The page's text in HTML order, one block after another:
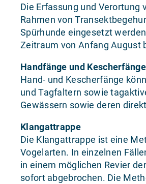
Die Erfassung und
Rahmen von
Spürhunde eingesetzt
Zeitraum von Anfang August
Handfänge und Kescherfänge
Hand- und Kescherfänge
und Tagfaltern sowie
Gewässern sowie deren
Klangattrappe
Die Klangattrappe ist eine
Vogelarten. In einzelnen
in einem möglichen Revier
sofort abgebrochen. Die